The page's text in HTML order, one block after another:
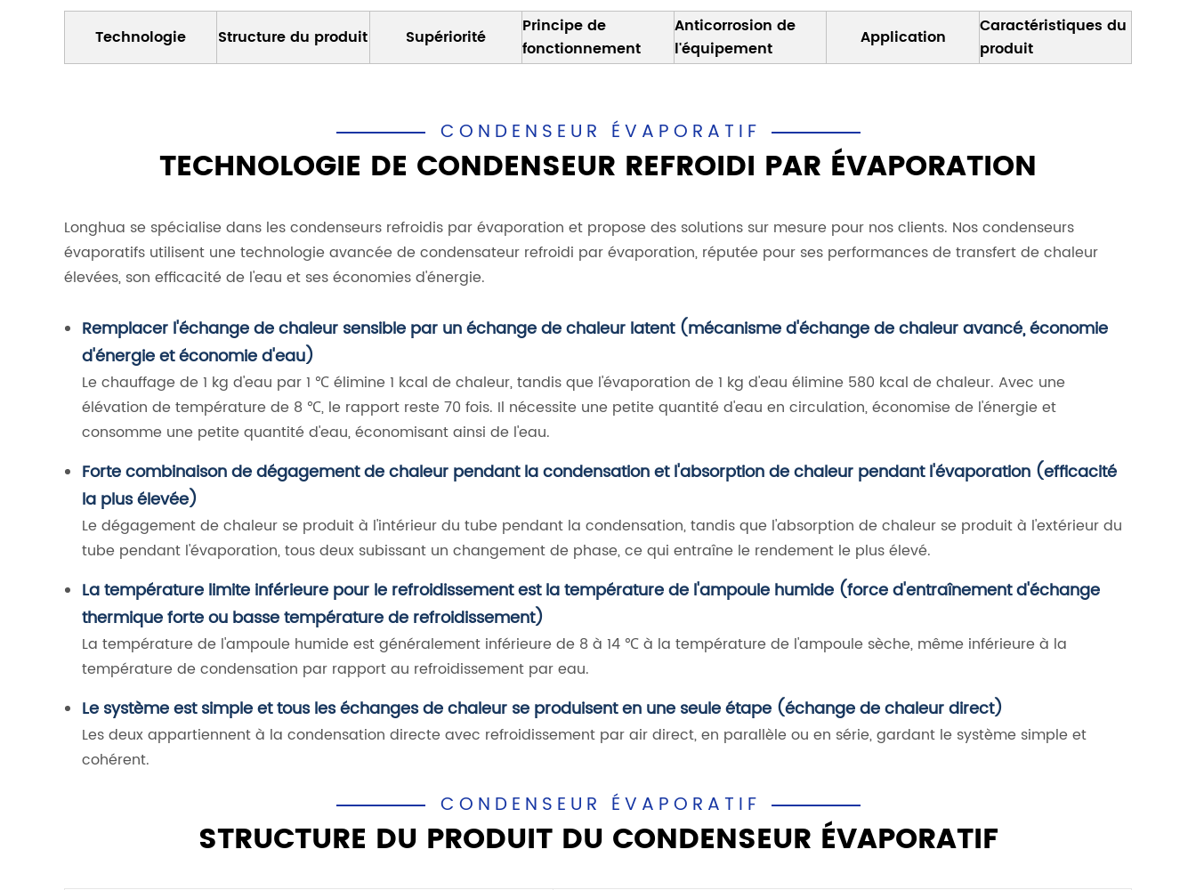
Technologie Structure du produit Supériorité
Principe de
fonctionnement
Anticorrosion de
l'équipement
Application
Caractéristiques du
produit
CONDENSEUR ÉVAPORATIF
TECHNOLOGIE DE CONDENSEUR REFROIDI PAR ÉVAPORATION
Longhua se spécialise dans les condenseurs refroidis par évaporation et propose des solutions sur mesure pour nos clients. Nos condenseurs
évaporatifs utilisent une technologie avancée de condensateur refroidi par évaporation, réputée pour ses performances de transfert de chaleur
élevées, son efficacité de l'eau et ses économies d'énergie.
Remplacer l'échange de chaleur sensible par un échange de chaleur latent (mécanisme d'échange de chaleur avancé, économie
d'énergie et économie d'eau)
Le chauffage de 1 kg d'eau par 1 ℃ élimine 1 kcal de chaleur, tandis que l'évaporation de 1 kg d'eau élimine 580 kcal de chaleur. Avec une
élévation de température de 8 ℃, le rapport reste 70 fois. Il nécessite une petite quantité d'eau en circulation, économise de l'énergie et
consomme une petite quantité d'eau, économisant ainsi de l'eau.
Forte combinaison de dégagement de chaleur pendant la condensation et l'absorption de chaleur pendant l'évaporation (efficacité
la plus élevée)
Le dégagement de chaleur se produit à l'intérieur du tube pendant la condensation, tandis que l'absorption de chaleur se produit à l'extérieur du
tube pendant l'évaporation, tous deux subissant un changement de phase, ce qui entraîne le rendement le plus élevé.
La température limite inférieure pour le refroidissement est la température de l'ampoule humide (force d'entraînement d'échange
thermique forte ou basse température de refroidissement)
La température de l'ampoule humide est généralement inférieure de 8 à 14 ℃ à la température de l'ampoule sèche, même inférieure à la
température de condensation par rapport au refroidissement par eau.
Le système est simple et tous les échanges de chaleur se produisent en une seule étape (échange de chaleur direct)
Les deux appartiennent à la condensation directe avec refroidissement par air direct, en parallèle ou en série, gardant le système simple et
cohérent.
CONDENSEUR ÉVAPORATIF
STRUCTURE DU PRODUIT DU CONDENSEUR ÉVAPORATIF